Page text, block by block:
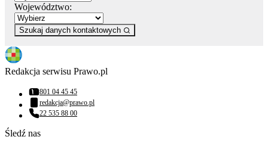
Województwo:
Szukaj danych kontaktowych
Redakcja serwisu Prawo.pl
Numer telefonu:
801 04 45 45
Adres email:
redakcja@prawo.pl
Numer telefonu:
22 535 88 00
Śledź nas